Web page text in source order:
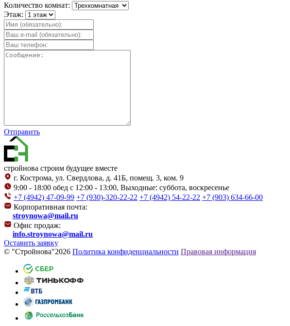
Количество комнат:
Этаж:
Отправить
стройнова строим будущее вместе
г. Кострома, ул. Свердлова, д. 41Б, помещ. 3, ком. 9
9:00 - 18:00 обед с 12:00 - 13:00, Выходные: суббота, воскресенье
+7 (4942) 47-09-99 +7 (930)-320-22-22 +7 (4942) 54-22-22 +7 (903) 634-66-00
Корпоративная почта:
stroynowa@mail.ru
Офис продаж:
info.stroynowa@mail.ru
Оставить заявку
© "Стройнова"2026 Политика конфиденциальности Правовая информация